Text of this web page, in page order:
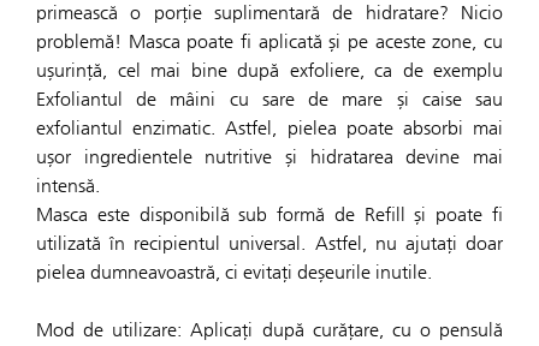
primească o porție suplimentară de hidratare? Nicio
problemă! Masca poate fi aplicată și pe aceste zone, cu
ușurință, cel mai bine după exfoliere, ca de exemplu
Exfoliantul de mâini cu sare de mare și caise sau
exfoliantul enzimatic. Astfel, pielea poate absorbi mai
ușor ingredientele nutritive și hidratarea devine mai
intensă.
Masca este disponibilă sub formă de Refill și poate fi
utilizată în recipientul universal. Astfel, nu ajutați doar
pielea dumneavoastră, ci evitați deșeurile inutile.
Mod de utilizare: Aplicați după curățare, cu o pensulă